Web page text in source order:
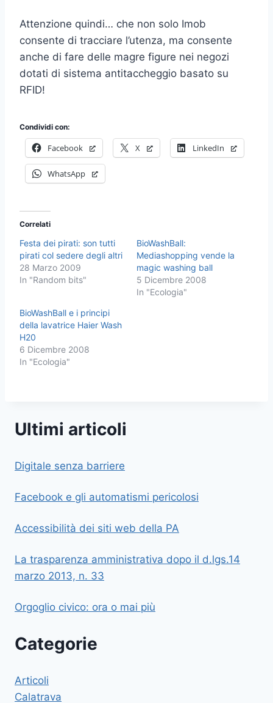
Attenzione quindi… che non solo Imob
consente di tracciare l’utenza, ma consente
anche di fare delle magre figure nei negozi
dotati di sistema antitaccheggio basato su
RFID!
Condividi con:
Facebook X LinkedIn
WhatsApp
Correlati
Festa dei pirati: son tutti
pirati col sedere degli altri
28 Marzo 2009
In "Random bits"
BioWashBall:
Mediashopping vende la
magic washing ball
5 Dicembre 2008
In "Ecologia"
BioWashBall e i principi
della lavatrice Haier Wash
H20
6 Dicembre 2008
In "Ecologia"
Ultimi articoli
Digitale senza barriere
Facebook e gli automatismi pericolosi
Accessibilità dei siti web della PA
La trasparenza amministrativa dopo il d.lgs.14
marzo 2013, n. 33
Orgoglio civico: ora o mai più
Categorie
Articoli
Calatrava